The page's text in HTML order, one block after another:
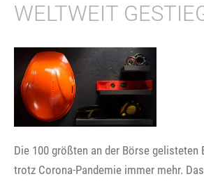
WELTWEIT
Die 100 größten an der Börse gelisteten
trotz Corona-Pandemie immer mehr.